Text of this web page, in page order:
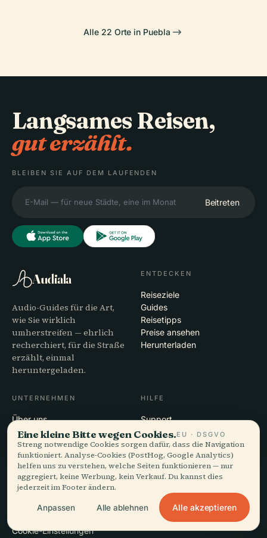
Alle 22 Orte in Puebla
Langsames Reisen,
gut erzählt.
BLEIBEN SIE AUF DEM LAUFENDEN
Beitreten
Audiala
Audio-Guides für die Art,
wie Sie wirklich
umherstreifen — ehrlich
recherchiert, für die Straße
erzählt, einmal
heruntergeladen.
ENTDECKEN
Reiseziele
Guides
Reisetipps
Preise ansehen
Herunterladen
UNTERNEHMEN
Über uns
Redaktioneller Prozess
Mission
HILFE
Support
App-Fehlerbehebung
Kontakt
Partner werden
RECHTLICHES
Datenschutz
Cookie-Einstellungen
Eine kleine Bitte wegen Cookies.EU · DSGVO
Streng notwendige Cookies sorgen dafür, dass die Navigation
funktioniert. Analyse-Cookies (PostHog, Google Analytics)
helfen uns zu verstehen, welche Seiten funktionieren — nur
aggregiert, keine Werbung, kein Verkauf. Du kannst dies
jederzeit im Footer ändern.
Anpassen Alle ablehnen Alle akzeptieren